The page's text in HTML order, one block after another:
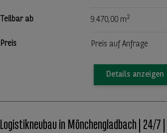
Teilbar ab 9.470,00 m2
Preis Preis auf Anfrage
Details anzeigen
Logistikneubau in Mönchengladbach | 24/7 |